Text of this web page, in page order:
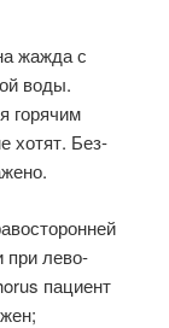
жажда с
воды.
горячим
хотят. Без­
при лево­
пациент